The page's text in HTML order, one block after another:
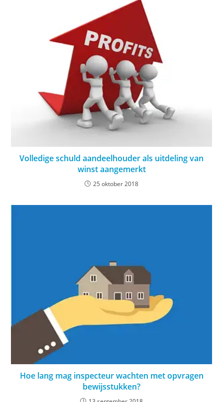
Volledige schuld aandeelhouder als uitdeling van
winst aangemerkt
25 oktober 2018
Hoe lang mag inspecteur wachten met opvragen
bewijsstukken?